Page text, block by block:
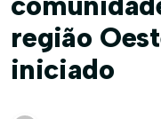
região
iniciado